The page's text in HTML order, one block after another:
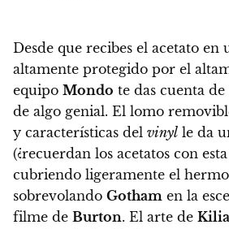
Desde que recibes el acetato en
altamente protegido por el
equipo Mondo te das cuenta
de algo genial. El lomo
y características del vinyl le da
(¿recuerdan los acetatos con
cubriendo ligeramente el
sobrevolando Gotham en la
filme de Burton. El arte de